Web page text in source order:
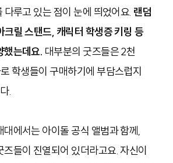
루고 있는 점이 눈에 띄었어요. 랜덤
크릴 스탠드, 캐릭터 학생증 키링 등
했는데요. 대부분의 굿즈들은 2천
학생들이 구매하기에 부담스럽지
.
에서는 아이돌 공식 앨범과 함께,
즈들이 진열되어 있더라고요. 자신이